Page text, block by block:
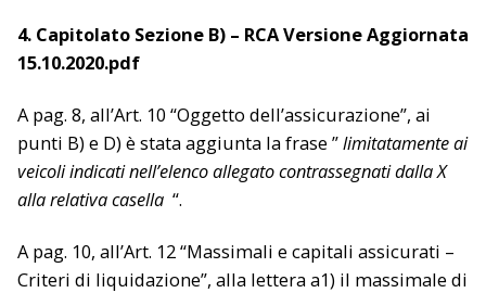
4. Capitolato Sezione B) – RCA Versione Aggiornata
15.10.2020.pdf
A pag. 8, all’Art. 10 “Oggetto dell’assicurazione”, ai
punti B) e D) è stata aggiunta la frase ”limitatamente ai
veicoli indicati nell’elenco allegato contrassegnati dalla X
alla relativa casella “.
A pag. 10, all’Art. 12 “Massimali e capitali assicurati –
Criteri di liquidazione”, alla lettera a1) il massimale di